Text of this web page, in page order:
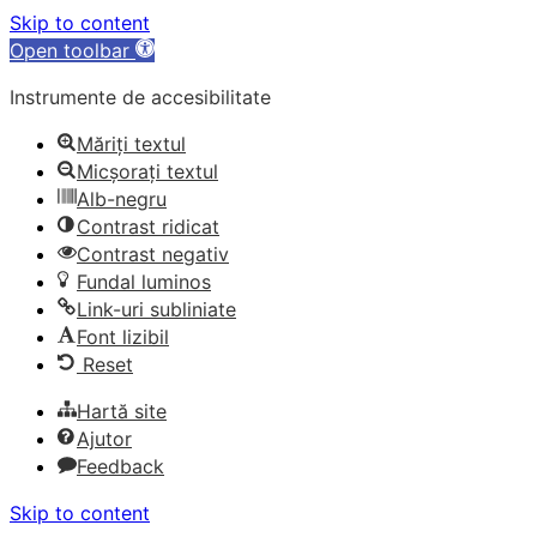
Skip to content
Open toolbar
Instrumente de accesibilitate
Măriți textul
Micșorați textul
Alb-negru
Contrast ridicat
Contrast negativ
Fundal luminos
Link-uri subliniate
Font lizibil
Reset
Hartă site
Ajutor
Feedback
Skip to content